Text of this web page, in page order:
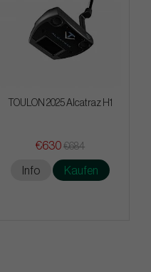
TOULON 2025 Alcatraz H1
€630 €684
Info Kaufen